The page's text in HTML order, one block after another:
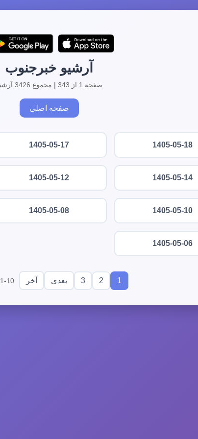
آرشیو خبرجنوب
صفحه 1 از 343 | مجموع 3426 آرشیو
صفحه اصلی
1405-05-18
1405-05-17
1405-05-14
1405-05-12
1405-05-10
1405-05-08
1405-05-06
1
2
3 بعدی آخر 1-10 از 3426